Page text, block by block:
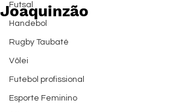
Futsal
Handebol
Rugby Taubaté
Vôlei
Futebol profissional
Esporte Feminino
Joaquinzão